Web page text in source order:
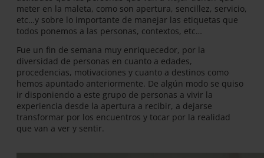
meter en la maleta, como son apertura, sencillez, servicio,
etc…y sobre lo importante de manejar las etiquetas que
todos ponemos a las personas, contextos, etc…
Fue un fin de semana muy enriquecedor, por la
diversidad de personas en cuanto a edades,
procedencias, motivaciones y cuanto a destinos como
hemos apuntado anteriormente. De algún modo se quiso
ir disponiendo a este grupo de personas a vivir la
experiencia desde la apertura a recibir, a dejarse
transformar por los encuentros y tocar por la realidad
que van a ver y sentir.